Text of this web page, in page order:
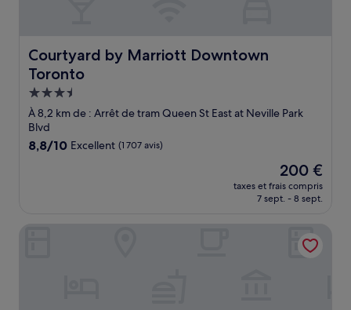
Courtyard by Marriott Downtown
Toronto
Courtyard by Marriott Downtown Toronto
Hébergement
3.5 étoiles
À 8,2 km de : Arrêt de tram Queen St East at Neville Park
Blvd
8.8
8,8/10 Excellent (1 707 avis)
Le
nouveau
prix
de
200 €
200 €
taxes et frais compris
7 sept. - 8 sept.